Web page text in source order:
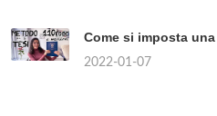
Come si imposta
2022-01-07